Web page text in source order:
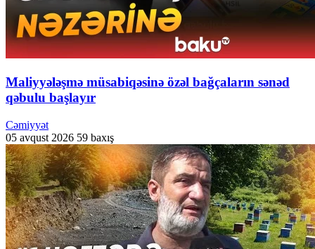
Maliyyələşmə müsabiqəsinə özəl bağçaların sənəd
qəbulu başlayır
Cəmiyyət
05 avqust 2026 59 baxış